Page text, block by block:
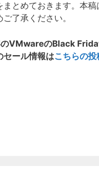
まとめておきます。本
了承ください。
VMwareのBlack
セール情報はこちらの投